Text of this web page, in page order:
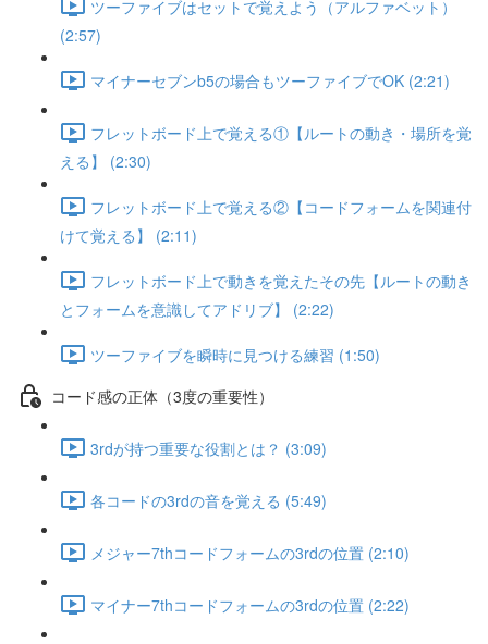
ツーファイブはセットで覚えよう（アルファベット）
(2:57)
マイナーセブンb5の場合もツーファイブでOK (2:21)
フレットボード上で覚える①【ルートの動き・場所を覚
える】 (2:30)
フレットボード上で覚える②【コードフォームを関連付
けて覚える】 (2:11)
フレットボード上で動きを覚えたその先【ルートの動き
とフォームを意識してアドリブ】 (2:22)
ツーファイブを瞬時に見つける練習 (1:50)
コード感の正体（3度の重要性）
3rdが持つ重要な役割とは？ (3:09)
各コードの3rdの音を覚える (5:49)
メジャー7thコードフォームの3rdの位置 (2:10)
マイナー7thコードフォームの3rdの位置 (2:22)